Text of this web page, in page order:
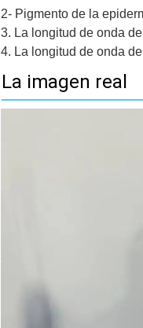
2- Pigmento de la
3. La longitud de onda
4. La longitud de onda
La imagen real